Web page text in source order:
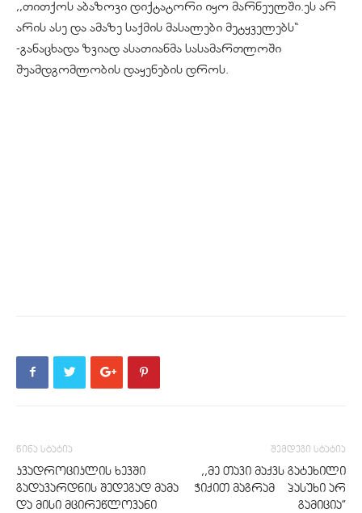
,,თითქოს აბაზოვი დიქტატორი იყო მარნეულში.ეს არ
არის ასე და ამაზე საქმის მასალები მეტყველებს“
-განაცხადა ზვიად ასათიანმა სასამართლოში
შუამდგომლობის დაყენების დროს.
წინა სტატია
კვადროციკლის ხევში
გადავარდნის შედეგად მამა
და მისი მცირეწლოვანი
შემდეგი სტატია
,,მე თავი მაქვს გატეხილი
ჭიქით მაგრამ პასუხი არ
გამიცია”